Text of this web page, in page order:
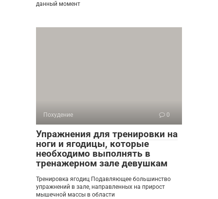
данный момент
Похудение 0
Упражнения для тренировки на
ноги и ягодицы, которые
необходимо выполнять в
тренажерном зале девушкам
Тренировка ягодиц Подавляющее большинство
упражнений в зале, направленных на прирост
мышечной массы в области